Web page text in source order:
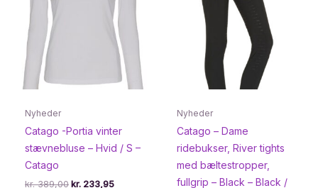
Nyheder
Catago -Portia vinter
stævnebluse – Hvid / S –
Catago
kr.389,00 Den
kr. 233,95Den
Nyheder
Catago – Dame
ridebukser, River tights
med bæltestropper,
fullgrip – Black – Black /